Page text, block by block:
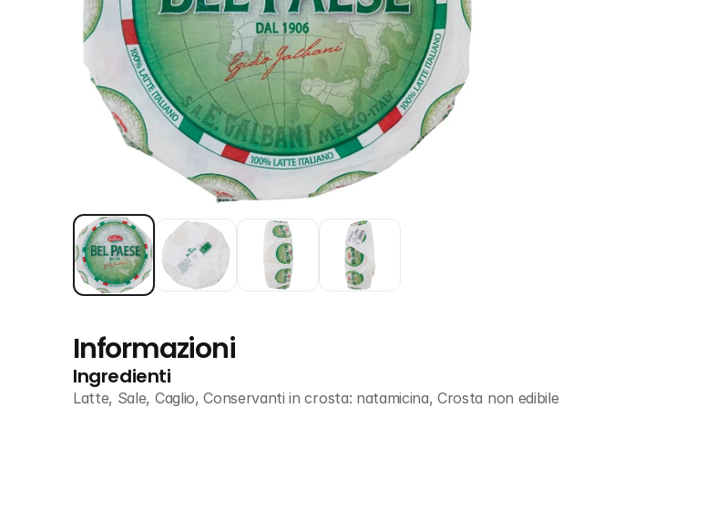
Informazioni
Ingredienti
Latte, Sale, Caglio, Conservanti in crosta: natamicina, Crosta non edibile